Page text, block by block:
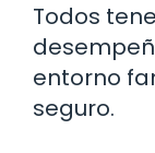
Todos
entorno
seguro.